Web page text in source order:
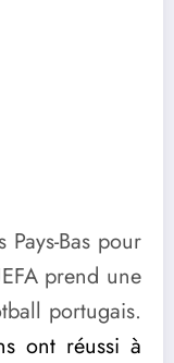
Bas pour
prend une
portugais.
ont réussi à